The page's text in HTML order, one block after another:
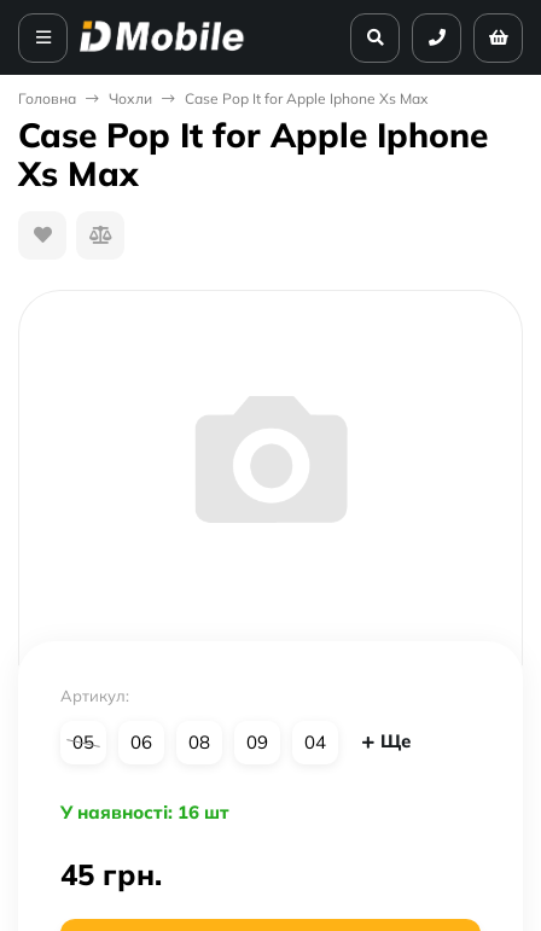
Головна Чохли Case Pop It for Apple Iphone Xs Max
Case Pop It for Apple Iphone
Xs Max
Артикул:
05 06 08 09 04 Ще
У наявності: 16 шт
45 грн.